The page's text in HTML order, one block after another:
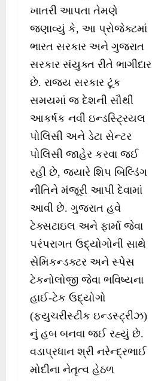
ખાતરી આપતા તેમણે
જણાવ્યું કે, આ પ્રોજેક્ટમાં
ભારત સરકાર અને ગુજરાત
સરકાર સંયુક્ત રીતે ભાગીદાર
છે. રાજ્ય સરકાર ટૂંક
સમયમાં જ દેશની સૌથી
આકર્ષક નવી ઇન્ડસ્ટ્રિયલ
પોલિસી અને ડેટા સેન્ટર
પોલિસી જાહેર કરવા જઈ
રહી છે, જ્યારે શિપ બિલ્ડિંગ
નીતિને મંજૂરી આપી દેવામાં
આવી છે. ગુજરાત હવે
ટેક્સટાઇલ અને ફાર્મા જેવા
પરંપરાગત ઉદ્યોગોની સાથે
સેમિકન્ડક્ટર અને સ્પેસ
ટેકનોલોજી જેવા ભવિષ્યના
હાઈ-ટેક ઉદ્યોગો
(ફ્યુચરીસ્ટીક ઇન્ડસ્ટ્રીઝ)
નું હબ બનવા જઈ રહ્યું છે.
વડાપ્રધાન શ્રી નરેન્દ્રભાઈ
મોદીના નેતૃત્વ હેઠળ